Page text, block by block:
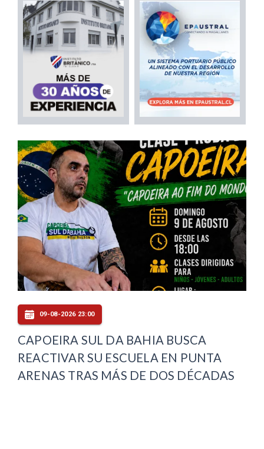
09-08-2026 23:00
CAPOEIRA SUL DA BAHIA BUSCA
REACTIVAR SU ESCUELA EN PUNTA
ARENAS TRAS MÁS DE DOS DÉCADAS